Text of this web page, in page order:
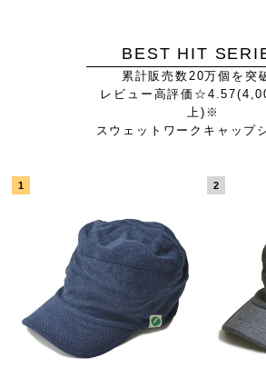
BEST HIT
累計販売数20万個を突
レビュー高評価
上)※
スウェットワークキャップ